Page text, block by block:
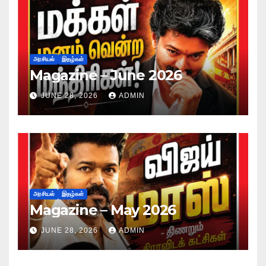
அரசியல் இதழ்கள்
Magazine – June 2026
JUNE 28, 2026 ADMIN
அரசியல் இதழ்கள்
Magazine – May 2026
JUNE 28, 2026 ADMIN